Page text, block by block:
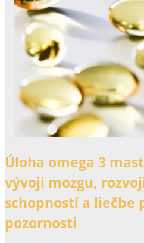
Úloha omega 3
vývoji mozgu,
schopností a liečbe
pozornosti